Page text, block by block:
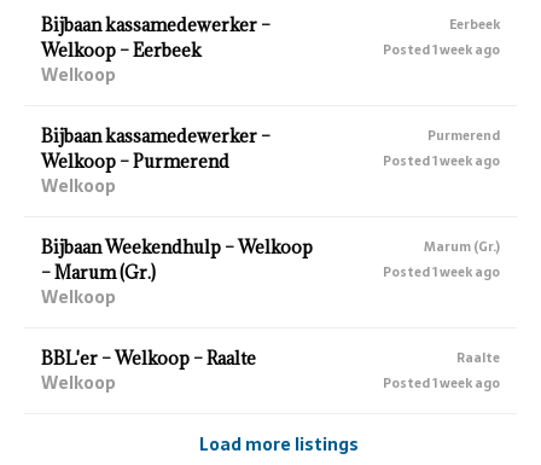
Bijbaan kassamedewerker –
Welkoop – Eerbeek
Welkoop
Eerbeek
Posted 1 week ago
Bijbaan kassamedewerker –
Welkoop – Purmerend
Welkoop
Purmerend
Posted 1 week ago
Bijbaan Weekendhulp – Welkoop
– Marum (Gr.)
Welkoop
Marum (Gr.)
Posted 1 week ago
BBL'er – Welkoop – Raalte
Welkoop
Raalte
Posted 1 week ago
Load more listings